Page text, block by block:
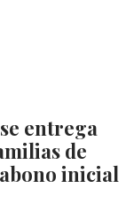
entrega
de
inicial